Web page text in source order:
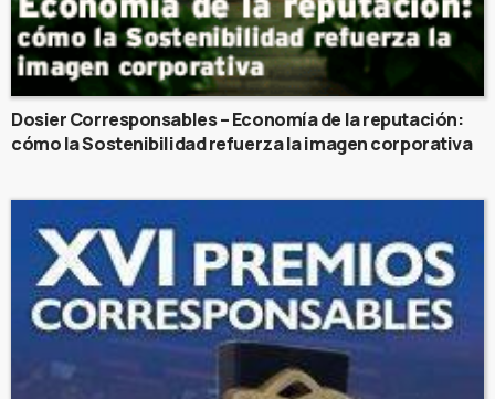
Dosier Corresponsables – Economía de la reputación:
cómo la Sostenibilidad refuerza la imagen corporativa